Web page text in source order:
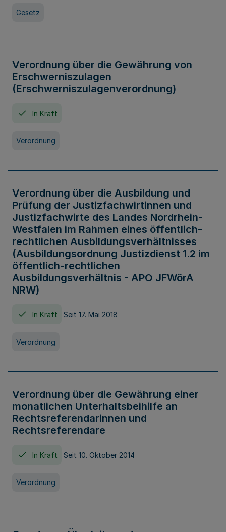
Gesetz
Verordnung über die Gewährung von
Erschwerniszulagen
(Erschwerniszulagenverordnung)
In Kraft
Verordnung
Verordnung über die Ausbildung und
Prüfung der Justizfachwirtinnen und
Justizfachwirte des Landes Nordrhein-
Westfalen im Rahmen eines öffentlich-
rechtlichen Ausbildungsverhältnisses
(Ausbildungsordnung Justizdienst 1.2 im
öffentlich-rechtlichen
Ausbildungsverhältnis - APO JFWörA
NRW)
In Kraft Seit 17. Mai 2018
Verordnung
Verordnung über die Gewährung einer
monatlichen Unterhaltsbeihilfe an
Rechtsreferendarinnen und
Rechtsreferendare
In Kraft Seit 10. Oktober 2014
Verordnung